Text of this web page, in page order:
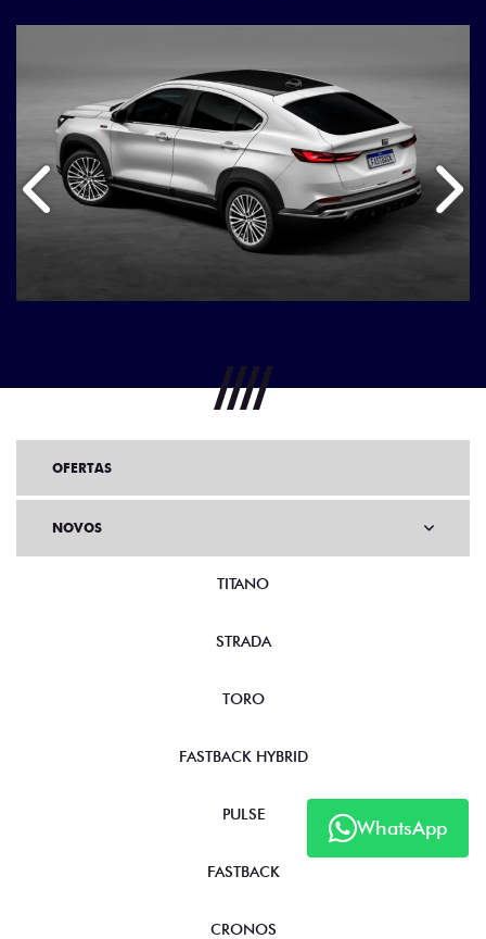
Anterior
WhatsApp
OFERTAS
NOVOS
TITANO
STRADA
TORO
FASTBACK HYBRID
PULSE
FASTBACK
CRONOS